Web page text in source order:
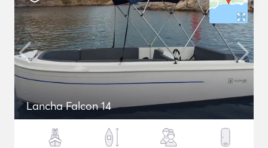
Lancha Falcon 14